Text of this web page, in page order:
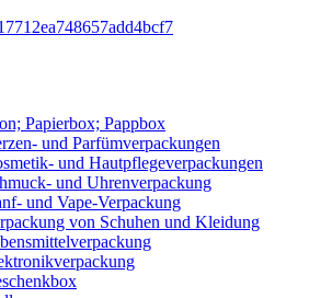
Papierbox; Pappbox
und Parfümverpackungen
und Hautpflegeverpackungen
und Uhrenverpackung
und Vape-Verpackung
von Schuhen und Kleidung